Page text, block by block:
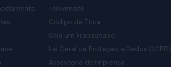
Televendas
Código de Ética
Seja um Franqueado
Lei Geral de Proteção a Dados (LGPD)
Assessoria de Imprensa